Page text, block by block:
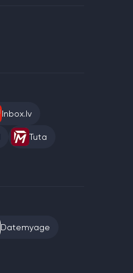
Inbox.lv
Tuta
Datemyage